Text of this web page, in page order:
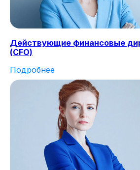
Действующие финансовые
(CFO)
Подробнее